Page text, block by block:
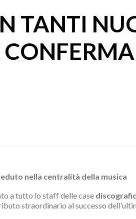
TANTI
nella centralità della musica
a tutto lo staff delle case
straordinario al successo